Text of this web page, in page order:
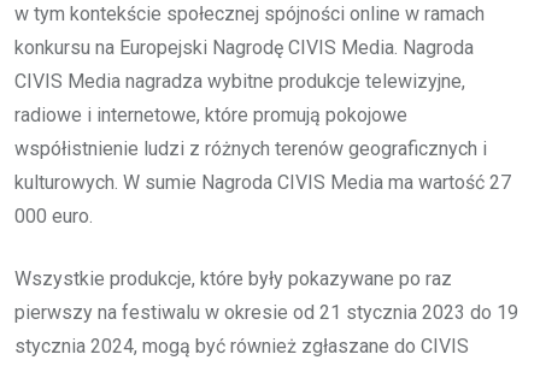
w tym kontekście społecznej spójności online w ramach
konkursu na Europejski Nagrodę CIVIS Media. Nagroda
CIVIS Media nagradza wybitne produkcje telewizyjne,
radiowe i internetowe, które promują pokojowe
współistnienie ludzi z różnych terenów geograficznych i
kulturowych. W sumie Nagroda CIVIS Media ma wartość 27
000 euro.
Wszystkie produkcje, które były pokazywane po raz
pierwszy na festiwalu w okresie od 21 stycznia 2023 do 19
stycznia 2024, mogą być również zgłaszane do CIVIS